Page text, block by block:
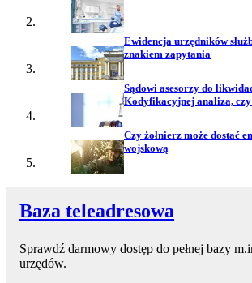
Ewidencja urzędników
znakiem zapytania
Sądowi asesorzy do
Kodyfikacyjnej analiza,
Czy żołnierz może dostać
wojskową
Baza teleadresowa
Sprawdź darmowy dostęp do pełnej bazy
urzędów.